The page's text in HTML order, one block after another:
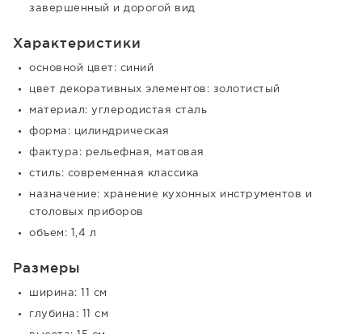
завершенный и дорогой вид
Характеристики
основной цвет: синий
цвет декоративных элементов: золотистый
материал: углеродистая сталь
форма: цилиндрическая
фактура: рельефная, матовая
стиль: современная классика
назначение: хранение кухонных инструментов и
столовых приборов
объем: 1,4 л
Размеры
ширина: 11 см
глубина: 11 см